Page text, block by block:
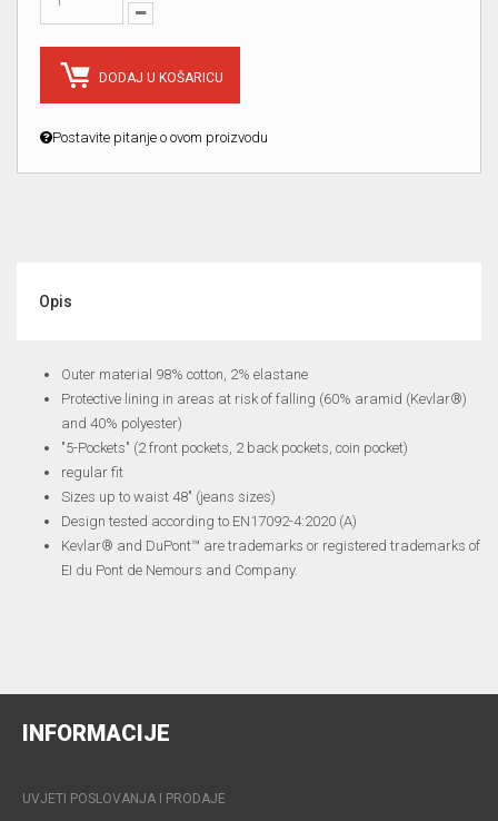
DODAJ U KOŠARICU
Postavite pitanje o ovom proizvodu
Opis
Outer material 98% cotton, 2% elastane
Protective lining in areas at risk of falling (60% aramid (Kevlar®)
and 40% polyester)
"5-Pockets" (2 front pockets, 2 back pockets, coin pocket)
regular fit
Sizes up to waist 48" (jeans sizes)
Design tested according to EN17092-4:2020 (A)
Kevlar® and DuPont™ are trademarks or registered trademarks of
EI du Pont de Nemours and Company.
INFORMACIJE
UVJETI POSLOVANJA I PRODAJE